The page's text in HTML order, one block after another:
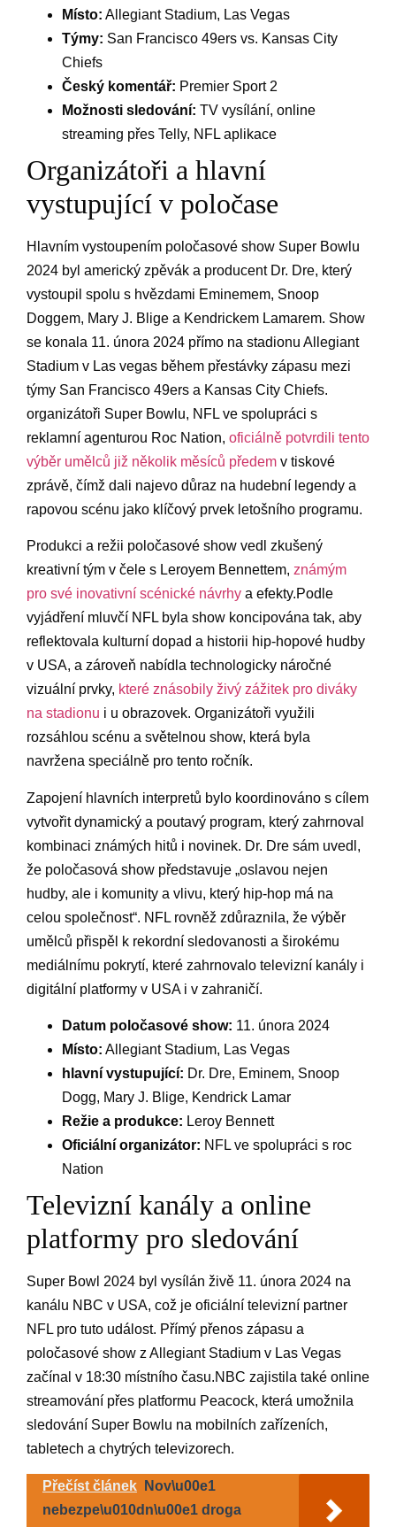
Místo: ⁤Allegiant ‍Stadium, Las Vegas
Týmy: San Francisco 49ers vs. Kansas City
Chiefs
Český⁤ komentář: Premier⁤ Sport ⁣2
Možnosti sledování: TV vysílání, online
streaming přes Telly, NFL aplikace
Organizátoři a hlavní
vystupující⁢ v poločase
Hlavním vystoupením⁤ poločasové show Super Bowlu
⁤2024 byl americký zpěvák a producent Dr. Dre, který
vystoupil spolu s hvězdami Eminemem,​ Snoop
Doggem, Mary J. Blige a Kendrickem Lamarem. Show
se konala 11.‍ února 2024 přímo na stadionu ‌Allegiant‍
Stadium v ‌Las vegas během přestávky zápasu⁤ mezi
⁤týmy San Francisco 49ers a Kansas City Chiefs.
organizátoři Super Bowlu, NFL ve spolupráci s
⁤reklamní agenturou Roc Nation, oficiálně potvrdili tento
⁣výběr umělců již několik měsíců předem ‍v tiskové
zprávě, čímž dali najevo důraz na hudební legendy a
rapovou scénu jako klíčový prvek ⁢letošního programu.
Produkci a režii ​poločasové show vedl zkušený
kreativní ⁤tým v ‌čele s Leroyem Bennettem, známým
pro své‍ inovativní scénické návrhy a ⁢efekty.Podle
vyjádření mluvčí⁢ NFL byla show koncipována tak, aby
reflektovala kulturní dopad ⁢a historii‌ hip-hopové hudby
‍v USA, a​ zároveň nabídla technologicky náročné
vizuální prvky, které‍ znásobily živý zážitek pro diváky
⁢na stadionu ​i u ‌obrazovek. Organizátoři využili
rozsáhlou scénu a světelnou show, ‍která byla
⁣navržena speciálně pro tento ročník.
Zapojení hlavních interpretů bylo koordinováno ⁢s ⁢cílem
vytvořit dynamický a poutavý program, ​který zahrnoval
kombinaci známých hitů ⁣i novinek. ⁤Dr. Dre sám uvedl,
že poločasová show představuje ‍„oslavou​ nejen
hudby, ​ale i ⁤komunity a​ vlivu, který hip-hop ​má na‍
celou ‍společnost“. NFL rovněž‍ zdůraznila, že ​výběr⁣
umělců přispěl k⁢ rekordní sledovanosti‍ a širokému
mediálnímu⁤ pokrytí, které zahrnovalo televizní kanály i⁣
digitální platformy ⁢v USA i v zahraničí.
Datum‌ poločasové show: 11. února 2024
Místo: Allegiant ‌Stadium,⁤ Las Vegas
hlavní ⁤vystupující: Dr. Dre, Eminem, Snoop
Dogg, Mary ​J. Blige, Kendrick Lamar
Režie ⁤a produkce: Leroy Bennett
Oficiální ​organizátor: ‍NFL ​ve spolupráci s ‍roc
Nation
Televizní kanály a online
⁣platformy pro sledování
Super Bowl 2024 byl ​vysílán živě ⁣11. února⁢ 2024 na
kanálu NBC v USA, ‍což je oficiální televizní partner
NFL pro tuto ⁣událost. Přímý přenos zápasu a
poločasové show z Allegiant Stadium v Las Vegas
začínal v 18:30‌ místního času.NBC zajistila také online
streamování přes platformu Peacock, ⁢která umožnila
sledování Super Bowlu na mobilních zařízeních,
tabletech⁣ a chytrých televizorech.
Přečíst článek
Nov\u00e1
nebezpe\u010dn\u00e1 droga